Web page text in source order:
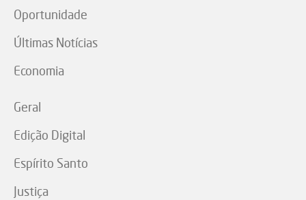
Oportunidade
Últimas Notícias
Economia
Geral
Edição Digital
Espírito Santo
Justiça